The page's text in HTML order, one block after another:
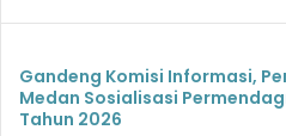
Gandeng Komisi Informasi,
Medan Sosialisasi
Tahun 2026